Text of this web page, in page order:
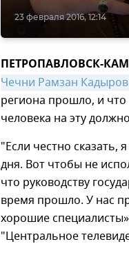
23 февраля 2016, 12:14
ПЕТРОПАВЛОВСК-
Чечни Рамзан Кадыров
региона прошло, и что
человека на эту
"Если честно сказать,
дня. Вот чтобы не
что руководству
время прошло. У нас
хорошие
"Центральное